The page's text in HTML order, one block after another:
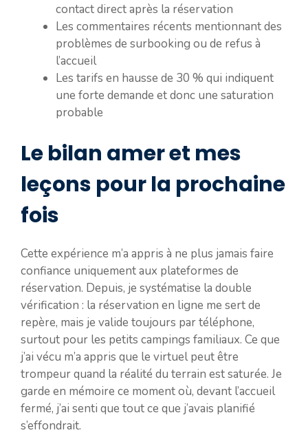
contact direct après la réservation
Les commentaires récents mentionnant des
problèmes de surbooking ou de refus à
l’accueil
Les tarifs en hausse de 30 % qui indiquent
une forte demande et donc une saturation
probable
Le bilan amer et mes
leçons pour la prochaine
fois
Cette expérience m’a appris à ne plus jamais faire
confiance uniquement aux plateformes de
réservation. Depuis, je systématise la double
vérification : la réservation en ligne me sert de
repère, mais je valide toujours par téléphone,
surtout pour les petits campings familiaux. Ce que
j’ai vécu m’a appris que le virtuel peut être
trompeur quand la réalité du terrain est saturée. Je
garde en mémoire ce moment où, devant l’accueil
fermé, j’ai senti que tout ce que j’avais planifié
s’effondrait.